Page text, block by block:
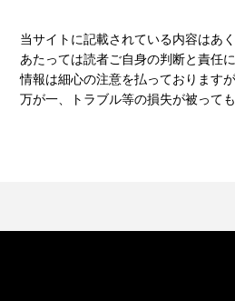
当サイトに記載されている内容はあ
あたっては読者ご自身の判断と責任
情報は細心の注意を払っております
万が一、トラブル等の損失が被って